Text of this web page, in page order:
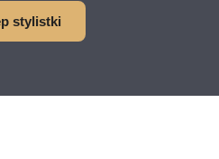
stylistki